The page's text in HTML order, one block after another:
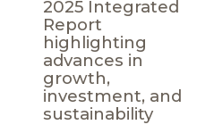
2025 Integrated
Report
highlighting
advances in
growth,
investment, and
sustainability